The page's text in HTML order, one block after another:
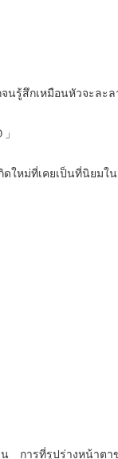
สึกเหมือนหัวจะละล
ใหม่ที่เคยเป็นที่นิยม
การที่รูปร่างหน้าต